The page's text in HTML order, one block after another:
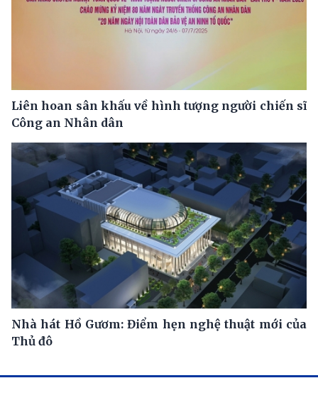
Liên hoan sân khấu về hình tượng người chiến sĩ
Công an Nhân dân
Nhà hát Hồ Gươm: Điểm hẹn nghệ thuật mới của
Thủ đô